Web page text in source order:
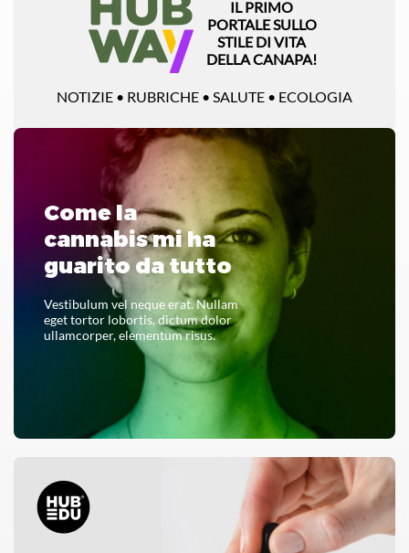
IL PRIMO
PORTALE SULLO
STILE DI VITA
DELLA CANAPA!
NOTIZIE • RUBRICHE • SALUTE • ECOLOGIA
Come la
cannabis mi ha
guarito da tutto
Vestibulum vel neque erat. Nullam
eget tortor lobortis, dictum dolor
ullamcorper, elementum risus.
LEGGI TUTTO